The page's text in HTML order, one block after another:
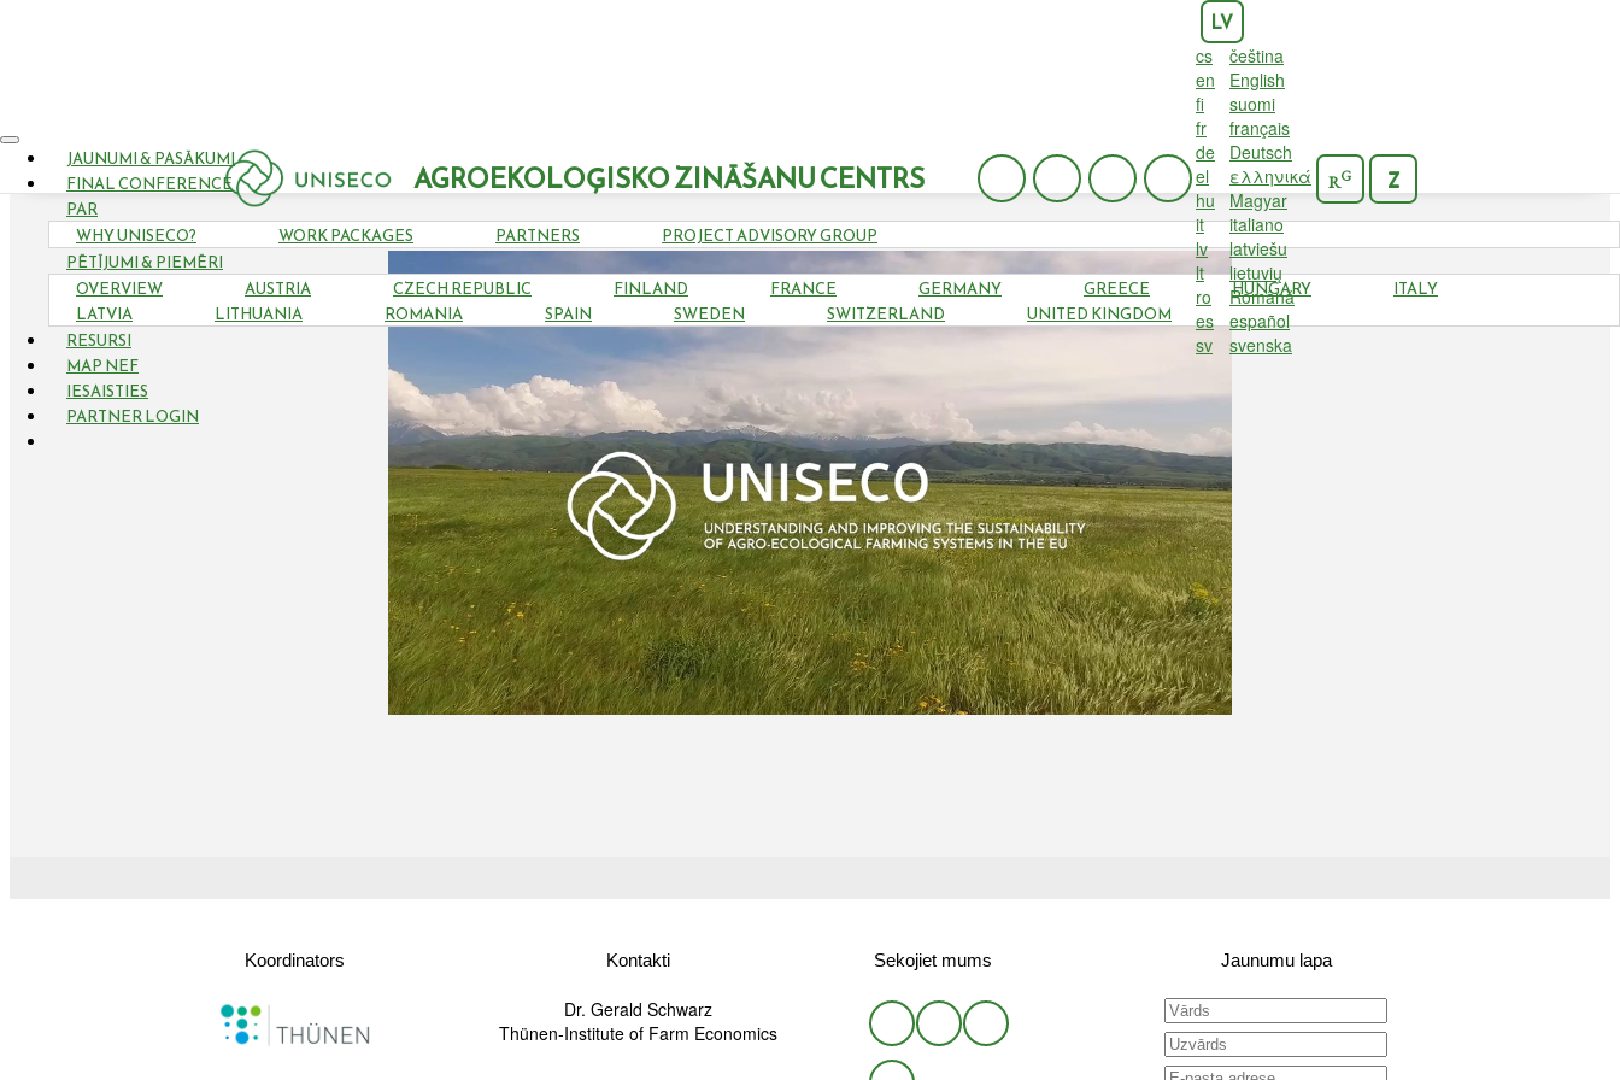
AGROEKOLOĢISKO ZINĀŠANU CENTRS
LV
cs
čeština
en
English
fi
suomi
fr
français
de
Deutsch
el
ελληνικά
hu Magyar
it
italiano
lv
latviešu
lt
lietuvių
ro
Română
es
español
sv
svenska
RG Z
JAUNUMI & PASĀKUMI
FINAL CONFERENCE
PAR
WHY UNISECO?
WORK PACKAGES PARTNERS
PROJECT ADVISORY GROUP
PĒTĪJUMI & PIEMĒRI
OVERVIEW
AUSTRIA CZECH REPUBLIC FINLAND FRANCE GERMANY GREECE HUNGARY
ITALY
LATVIA
LITHUANIA ROMANIA SPAIN SWEDEN SWITZERLAND
UNITED KINGDOM
RESURSI
MAP NEF
IESAISTIES
PARTNER LOGIN
2021-08-20
Koordinators Kontakti
Dr. Gerald Schwarz
Thünen-Institute of Farm Economics
Sekojiet mums Jaunumu lapa